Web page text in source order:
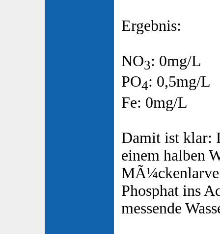
Ergebnis:
NO3: 0mg/L
PO4: 0,5mg/L
Fe: 0mg/L
Damit ist klar:
einem halben
Phosphat ins
messende